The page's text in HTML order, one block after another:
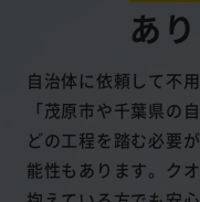
あ
自治体に依頼して不
「茂原市や千葉県の
どの工程を踏む必要
能性もあります。ク